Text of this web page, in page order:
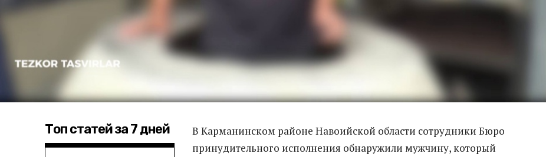
Топ статей за 7 дней
В Карманинском районе Навоийской области сотрудники Бюро
принудительного исполнения обнаружили мужчину, который